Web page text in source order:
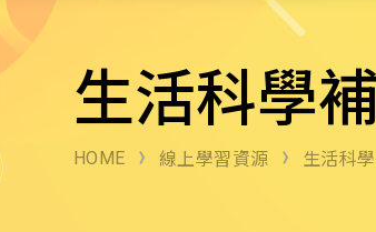
生活科學
HOME 線上學習資源 生活科